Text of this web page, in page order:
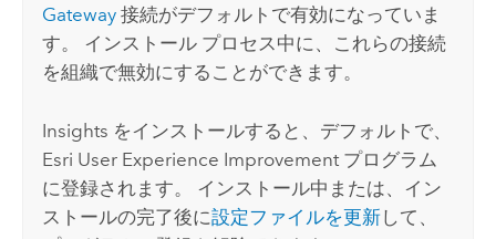
Gateway 接続がデフォルトで有効になっていま
す。 インストール プロセス中に、これらの接続
を組織で無効にすることができます。
Insights をインストールすると、デフォルトで、
Esri User Experience Improvement プログラム
に登録されます。 インストール中または、イン
ストールの完了後に設定ファイルを更新して、